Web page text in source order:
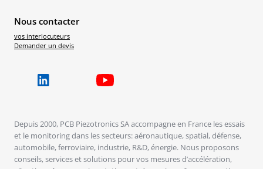
Nous contacter
vos interlocuteurs
Demander un devis
Depuis 2000, PCB Piezotronics SA accompagne en France les essais
et le monitoring dans les secteurs: aéronautique, spatial, défense,
automobile, ferroviaire, industrie, R&D, énergie. Nous proposons
conseils, services et solutions pour vos mesures d’accélération,